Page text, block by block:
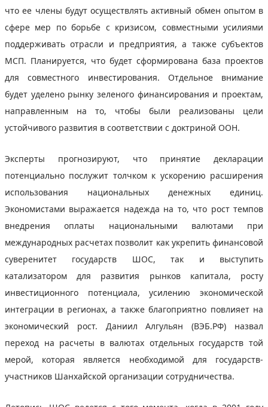
что ее члены будут осуществлять активный обмен опытом в
сфере мер по борьбе с кризисом, совместными усилиями
поддерживать отрасли и предприятия, а также субъектов
МСП. Планируется, что будет сформирована база проектов
для совместного инвестирования. Отдельное внимание
будет уделено рынку зеленого финансирования и проектам,
направленным на то, чтобы были реализованы цели
устойчивого развития в соответствии с доктриной ООН.
Эксперты прогнозируют, что принятие декларации
потенциально послужит толчком к ускорению расширения
использования национальных денежных единиц.
Экономистами выражается надежда на то, что рост темпов
внедрения оплаты национальными валютами при
международных расчетах позволит как укрепить финансовой
суверенитет государств ШОС, так и выступить
катализатором для развития рынков капитала, росту
инвестиционного потенциала, усилению экономической
интеграции в регионах, а также благоприятно повлияет на
экономический рост. Даниил Алгульян (ВЭБ.РФ) назвал
переход на расчеты в валютах отдельных государств той
мерой, которая является необходимой для государств-
участников Шанхайской организации сотрудничества.